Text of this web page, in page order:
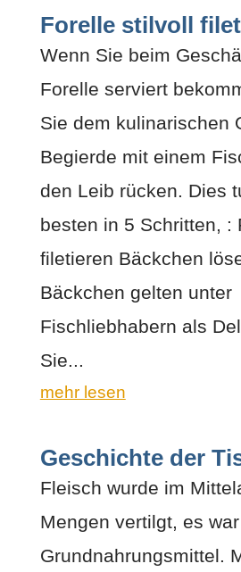
Forelle stilvoll
Wenn Sie beim
Forelle serviert
Sie dem kulinarischen
Begierde mit einem
den Leib rücken. Dies
besten in 5 Schritten, :
filetieren Bäckchen
Bäckchen gelten unter
Fischliebhabern als
Sie...
mehr lesen
Geschichte der
Fleisch wurde im
Mengen vertilgt, es
Grundnahrungsmittel.